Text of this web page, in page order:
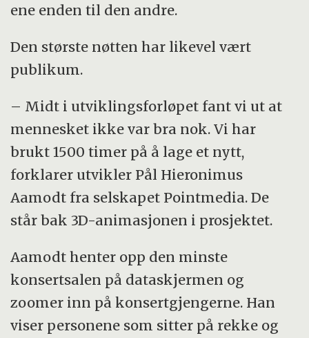
ene enden til den andre.
Den største nøtten har likevel vært
publikum.
– Midt i utviklingsforløpet fant vi ut at
mennesket ikke var bra nok. Vi har
brukt 1500 timer på å lage et nytt,
forklarer utvikler Pål Hieronimus
Aamodt fra selskapet Pointmedia. De
står bak 3D-animasjonen i prosjektet.
Aamodt henter opp den minste
konsertsalen på dataskjermen og
zoomer inn på konsertgjengerne. Han
viser personene som sitter på rekke og